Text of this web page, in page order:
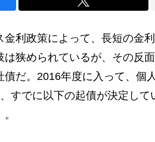
利政策によって、長短の金
狭められているが、その反
だ。2016年度に入って、個
すでに以下の起債が決定して